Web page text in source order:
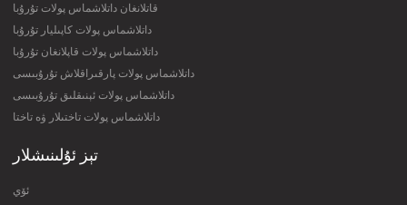
قاتلانغان داتلاشماس پولات تۇرۇبا
داتلاشماس پولات كاپىليار تۇرۇبا
داتلاشماس پولات قاپلانغان تۇرۇبا
داتلاشماس پولات پارقىراقلاش تۇرۇبىسى
داتلاشماس پولات ئېنىقلىق تۇرۇبىسى
داتلاشماس پولات تاختىلار ۋە تاختا
تېز ئۇلىنىشلار
ئۆي